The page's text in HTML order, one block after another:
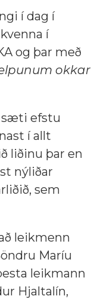
í dag í
í
og þar með
okkar
sæti efstu
í allt
liðinu þar en
nýliðar
sem
leikmenn
Maríu
leikmann
Hjaltalín,